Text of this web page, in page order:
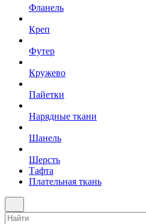
Фланель
Креп
Футер
Кружево
Пайетки
Нарядные ткани
Шанель
Шерсть
Тафта
Плательная ткань